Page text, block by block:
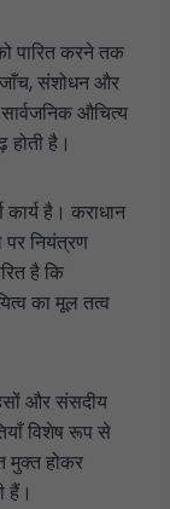
पारित करने तक
जाँच, संशोधन और
औचित्य
है।
कार्य है। कराधान
पर नियंत्रण
है कि
का मूल तत्व
और संसदीय
विशेष रूप से
मुक्त होकर
हैं।